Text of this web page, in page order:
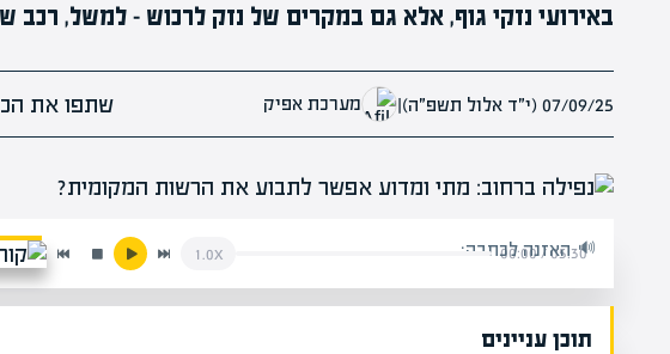
באירועי נזקי גוף, אלא גם במקרים של נזק לרכוש – למשל, רכב
07/09/25 (י״ד אלול תשפ״ה) | מערכת אפיק שתפו את
האזנה לכתבה:05:30
/
00:00
1.0x
תוכן עניינים